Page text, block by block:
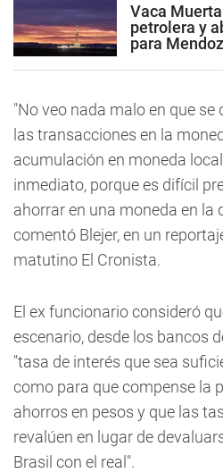
Vaca
petrolera y
para
"No veo nada malo en que
las transacciones en la
acumulación en moneda
inmediato, porque es difícil
ahorrar en una moneda en la
comentó Blejer, en un
matutino El Cronista.
El ex funcionario consideró
escenario, desde los bancos
"tasa de interés que sea
como para que compense la
ahorros en pesos y que las
revalúen en lugar de
Brasil con el real".